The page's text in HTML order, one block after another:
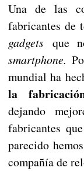
Una de las
fabricantes de
gadgetsque
smartphone.
mundial ha
la
dejando
fabricantes
parecido
compañía de